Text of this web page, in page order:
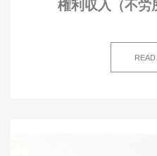
権利収入（不労